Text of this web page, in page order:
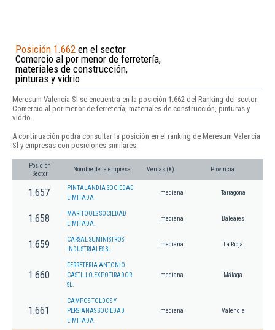
Posición 1.662 en el sector
Comercio al por menor de ferretería,
materiales de construcción,
pinturas y vidrio
Meresum Valencia Sl se encuentra en la posición 1.662 del Ranking del sector
Comercio al por menor de ferretería, materiales de construcción, pinturas y
vidrio.
A continuación podrá consultar la posición en el ranking de Meresum Valencia
Sl y empresas con posiciones similares:
Posición
Sector
Nombre de la empresa Ventas (€) Provincia
1.657
PINTALANDIA SOCIEDAD
LIMITADA
mediana Tarragona
1.658
MARITOOLS SOCIEDAD
LIMITADA.
mediana Baleares
1.659
CARSAL SUMINISTROS
INDUSTRIALES SL
mediana La Rioja
1.660
FERRETERIA ANTONIO
CASTILLO EXPOTIRADOR
SL.
mediana Málaga
1.661
CAMPOS TOLDOS Y
PERSIANAS SOCIEDAD
LIMITADA.
mediana Valencia